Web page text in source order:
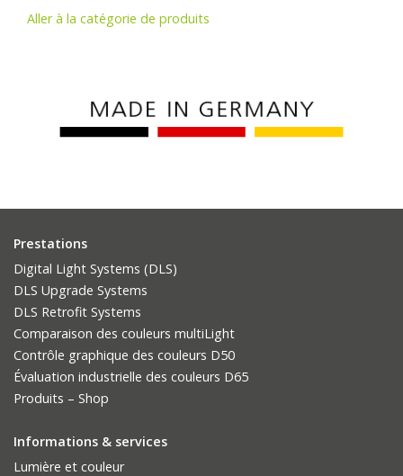
Aller à la catégorie de produits
Prestations
Digital Light Systems (DLS)
DLS Upgrade Systems
DLS Retrofit Systems
Comparaison des couleurs multiLight
Contrôle graphique des couleurs D50
Évaluation industrielle des couleurs D65
Produits – Shop
Informations & services
Lumière et couleur